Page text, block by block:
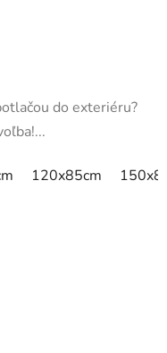
do exteriéru?
120x85cm